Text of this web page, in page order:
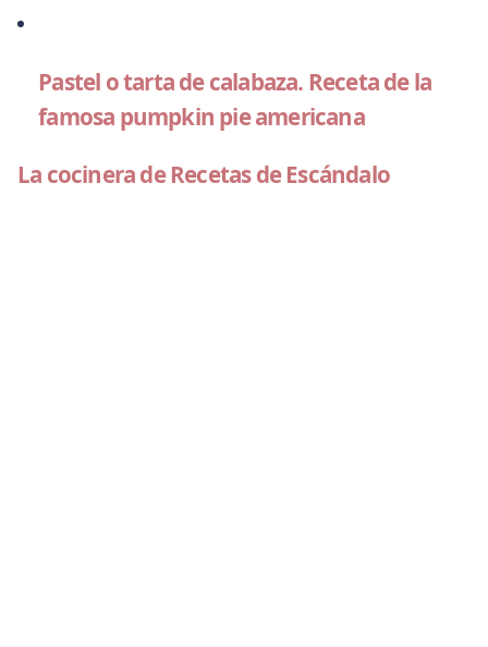
Pastel o tarta de calabaza. Receta de la
famosa pumpkin pie americana
La cocinera de Recetas de Escándalo